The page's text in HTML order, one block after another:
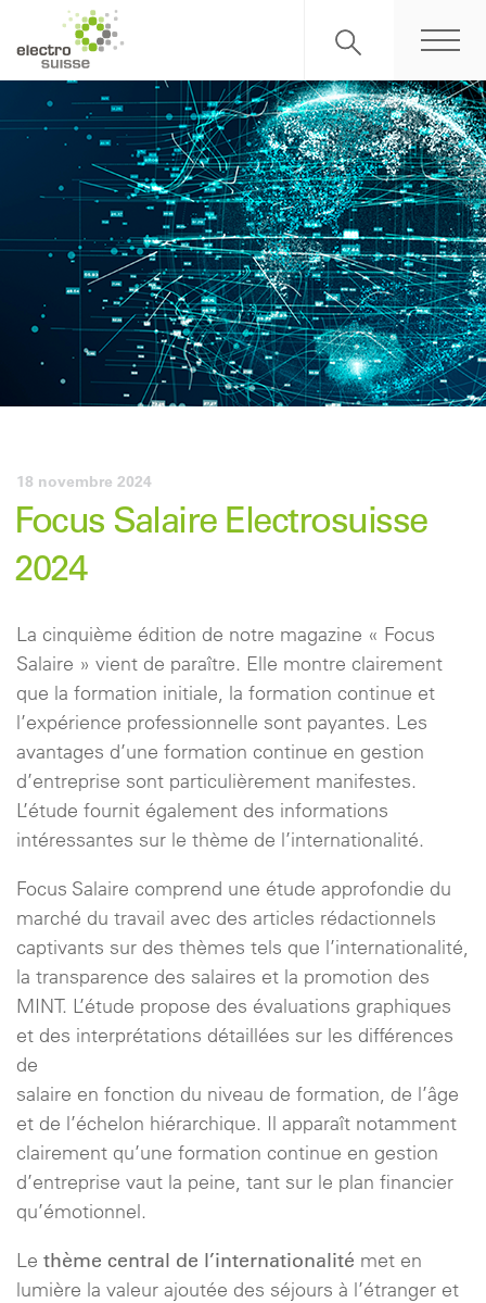
18 novembre 2024
Focus Salaire Electrosuisse
2024
La cinquième édition de notre magazine « Focus
Salaire » vient de paraître. Elle montre clairement
que la formation initiale, la formation continue et
l’expérience professionnelle sont payantes. Les
avantages d’une formation continue en gestion
d’entreprise sont particulièrement manifestes.
L’étude fournit également des informations
intéressantes sur le thème de l’internationalité.
Focus Salaire comprend une étude approfondie du
marché du travail avec des articles rédactionnels
captivants sur des thèmes tels que l’internationalité,
la transparence des salaires et la promotion des
MINT. L’étude propose des évaluations graphiques
et des interprétations détaillées sur les différences
de
salaire en fonction du niveau de formation, de l’âge
et de l’échelon hiérarchique. Il apparaît notamment
clairement qu’une formation continue en gestion
d’entreprise vaut la peine, tant sur le plan financier
qu’émotionnel.
Le thème central de l’internationalité met en
lumière la valeur ajoutée des séjours à l’étranger et